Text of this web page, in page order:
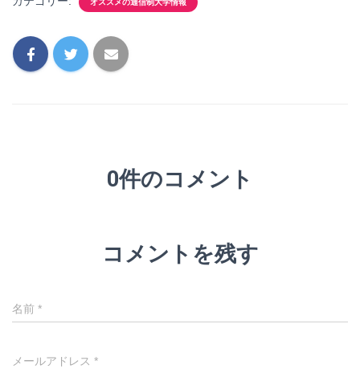
オススメの通信制大学情報
0件のコメント
コメントを残す
名前 *
メールアドレス *